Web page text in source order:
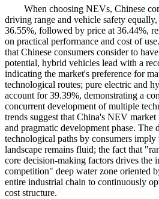
When choosing NEVs, Chinese
driving range and vehicle safety
36.55%, followed by price at 36.44%,
on practical performance and cost of
that Chinese consumers consider to
potential, hybrid vehicles lead with a
indicating the market's preference for
technological routes; pure electric and
account for 39.39%, demonstrating a
concurrent development of multiple
trends suggest that China's NEV
and pragmatic development phase. The
technological paths by consumers
landscape remains fluid; the fact that
core decision-making factors drives the
competition" deep water zone oriented
entire industrial chain to continuously
cost structure.